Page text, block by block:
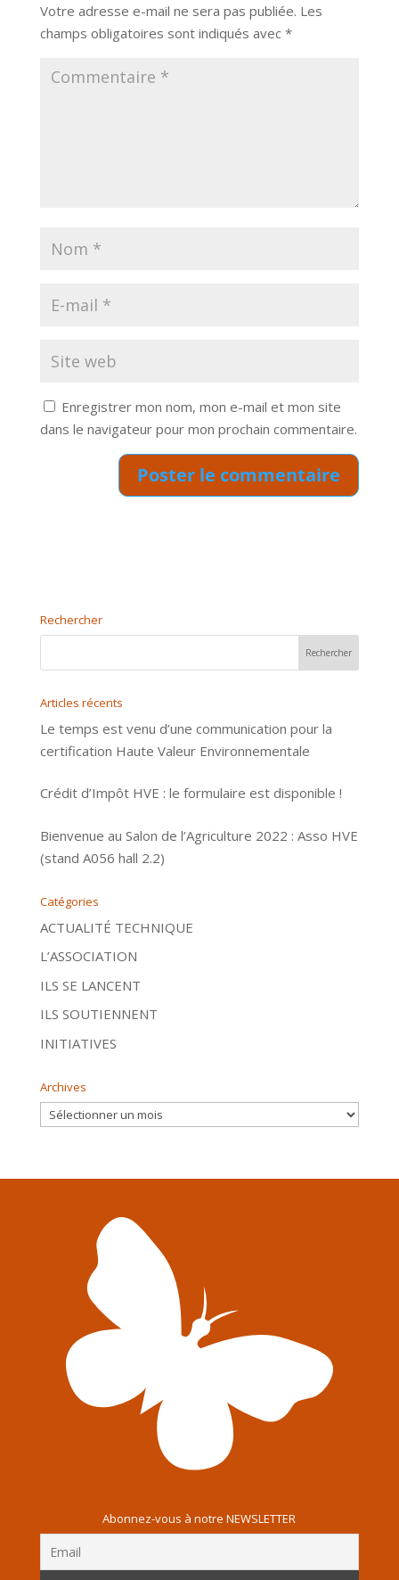
Votre adresse e-mail ne sera pas publiée. Les
champs obligatoires sont indiqués avec *
Enregistrer mon nom, mon e-mail et mon site
dans le navigateur pour mon prochain commentaire.
Rechercher
Articles récents
Le temps est venu d’une communication pour la
certification Haute Valeur Environnementale
Crédit d’Impôt HVE : le formulaire est disponible !
Bienvenue au Salon de l’Agriculture 2022 : Asso HVE
(stand A056 hall 2.2)
Catégories
ACTUALITÉ TECHNIQUE
L’ASSOCIATION
ILS SE LANCENT
ILS SOUTIENNENT
INITIATIVES
Archives
Archives
Abonnez-vous à notre NEWSLETTER